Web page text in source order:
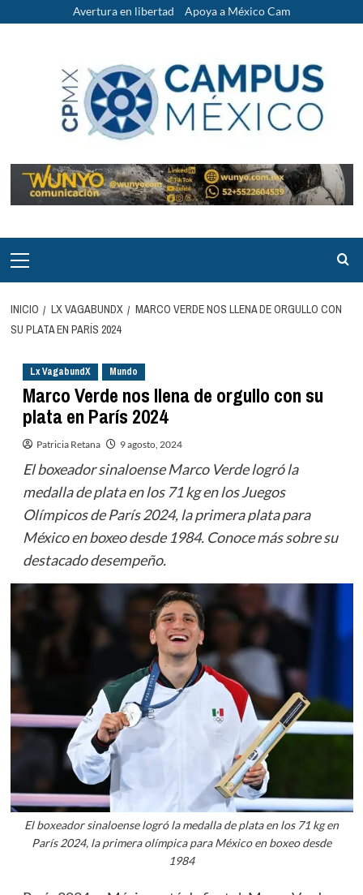
Avertura en libertad Apoya a México Cam
principal
INICIO LX VAGABUNDX
MARCO VERDE NOS LLENA DE ORGULLO CON
SU PLATA EN PARÍS 2024
Lx VagabundX Mundo
Marco Verde nos llena de orgullo con su
plata en París 2024
Patricia Retana 9 agosto, 2024
El boxeador sinaloense Marco Verde logró la
medalla de plata en los 71 kg en los Juegos
Olímpicos de París 2024, la primera plata para
México en boxeo desde 1984. Conoce más sobre su
destacado desempeño.
El boxeador sinaloense logró la medalla de plata en los 71 kg en
París 2024, la primera olímpica para México en boxeo desde
1984